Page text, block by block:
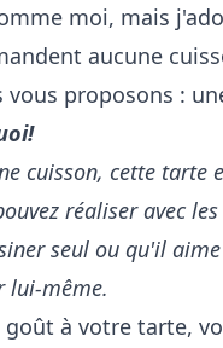
moi, mais
aucune
proposons :
cuisson, cette
réaliser avec
seul ou qu'il
lui-même.
à votre tarte,